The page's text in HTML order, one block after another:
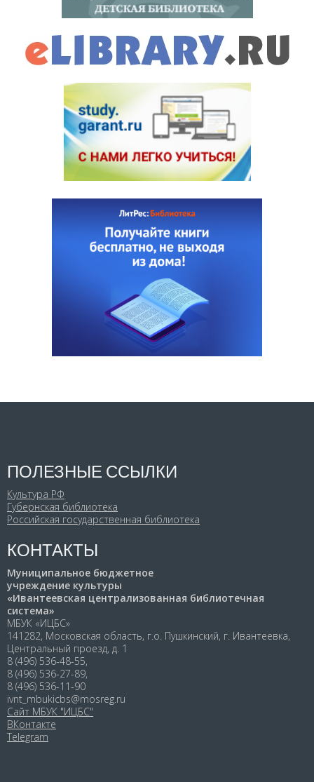
ПОЛЕЗНЫЕ ССЫЛКИ
Культура РФ
Губернская библиотека
Российская государственная библиотека
КОНТАКТЫ
Муниципальное бюджетное
учреждение культуры
«Ивантеевская централизованная библиотечная
система»
МБУК «ИЦБС»
141282, Московская область, г.о. Пушкинский, г. Ивантеевка,
Центральный проезд, д. 1
8 (496) 536-48-55,
8 (496) 536-27-89,
8 (496) 536-11-90
ivnt_mbukicbs@mosreg.ru
Сайт МБУК "ИЦБС"
ВКонтакте
Telegram